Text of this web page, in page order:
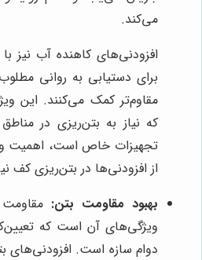
می‌کند.
افزودنی‌های کاهنده آب نیز
برای دستیابی به روانی
مقاوم‌تر کمک می‌کنند. این
که نیاز به بتن‌ریزی در مناطق
تجهیزات خاص است، اهمیت
از افزودنی‌ها در بتن‌ریزی کف
بهبود مقاومت بتن:
ویژگی‌های آن است که
دوام سازه است. افزودنی‌های